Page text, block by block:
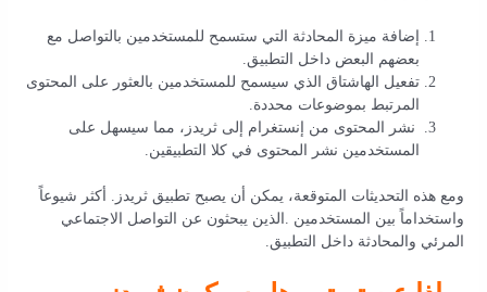
إضافة ميزة المحادثة التي ستسمح للمستخدمين بالتواصل مع
بعضهم البعض داخل التطبيق.
تفعيل الهاشتاق الذي سيسمح للمستخدمين بالعثور على المحتوى
المرتبط بموضوعات محددة.
نشر المحتوى من إنستغرام إلى ثريدز، مما سيسهل على
المستخدمين نشر المحتوى في كلا التطبيقين.
ومع هذه التحديثات المتوقعة، يمكن أن يصبح تطبيق ثريدز. أكثر شيوعاً
واستخداماً بين المستخدمين .الذين يبحثون عن التواصل الاجتماعي
المرئي والمحادثة داخل التطبيق.